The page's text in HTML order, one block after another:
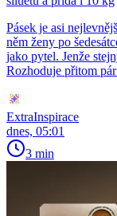
Pásek je asi
něm ženy po
jako pytel. Jenže
Rozhoduje přitom
ExtraInspirace
dnes, 05:01
3 min